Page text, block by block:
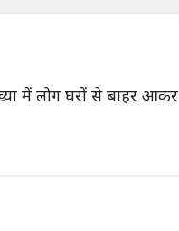
में लोग घरों से बाहर